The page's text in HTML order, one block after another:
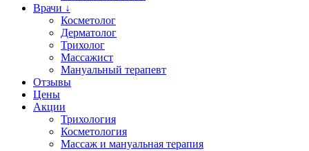
Врачи ↓
Косметолог
Дерматолог
Трихолог
Массажист
Мануальный терапевт
Отзывы
Цены
Акции
Трихология
Косметология
Массаж и мануальная терапия